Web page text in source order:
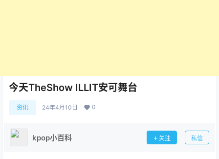
今天TheShow ILLIT安可舞台
资讯 24年4月10日 0
kpop小百科 关注 私信